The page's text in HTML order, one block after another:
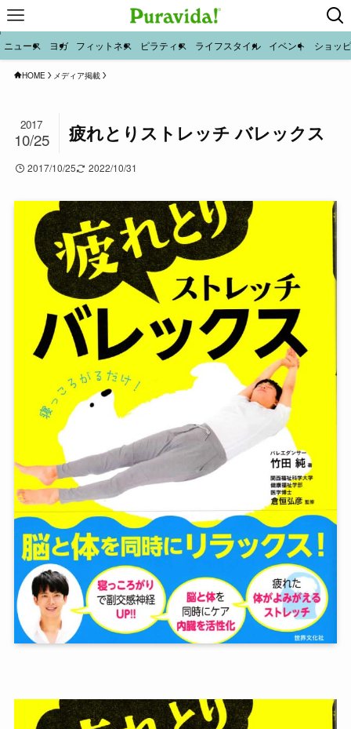
ニュース ヨガ フィットネス ピラティス ライフスタイル イベント ショッ
HOME メディア掲載
疲れとりストレッチ バレックス
2017
10/25
2017/10/25 2022/10/31